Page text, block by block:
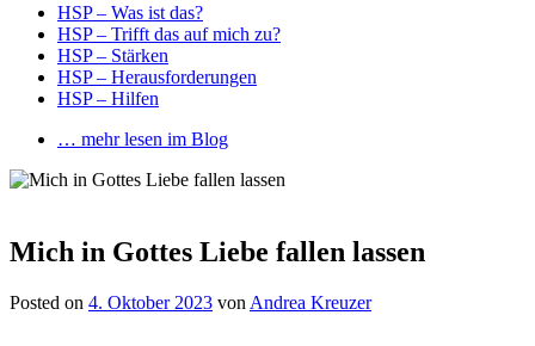
HSP – Was ist das?
HSP – Trifft das auf mich zu?
HSP – Stärken
HSP – Herausforderungen
HSP – Hilfen
… mehr lesen im Blog
Mich in Gottes Liebe fallen lassen
Posted on 4. Oktober 2023 von Andrea Kreuzer